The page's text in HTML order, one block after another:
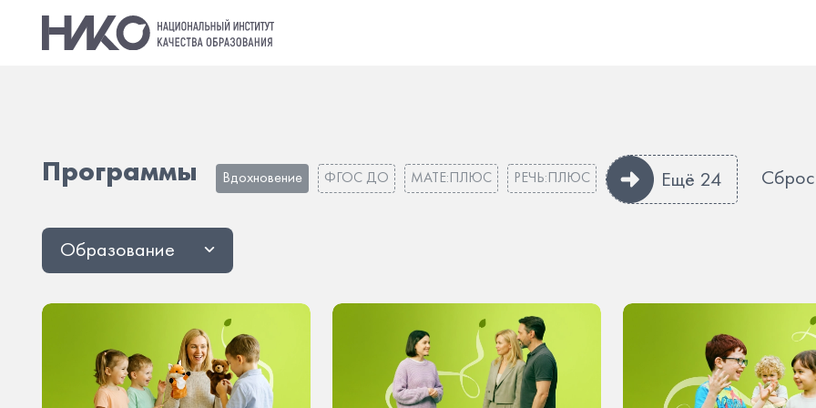
Программы Вдохновение ФГОС ДО МАТЕ:ПЛЮС РЕЧЬ:ПЛЮС Ещё 24
Образование